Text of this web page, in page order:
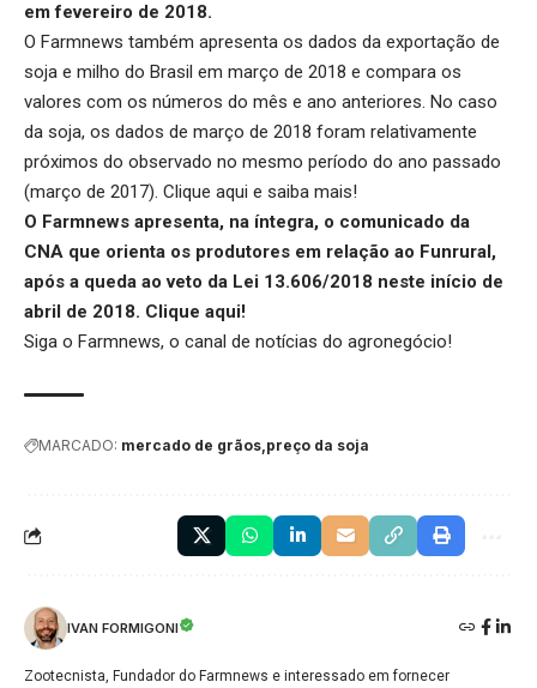
em fevereiro de 2018.
O Farmnews também apresenta os dados da exportação de
soja e milho do Brasil em março de 2018 e compara os
valores com os números do mês e ano anteriores. No caso
da soja, os dados de março de 2018 foram relativamente
próximos do observado no mesmo período do ano passado
(março de 2017). Clique aqui e saiba mais!
O Farmnews apresenta, na íntegra, o comunicado da
CNA que orienta os produtores em relação ao Funrural,
após a queda ao veto da Lei 13.606/2018 neste início de
abril de 2018. Clique aqui!
Siga o Farmnews, o canal de notícias do agronegócio!
MARCADO: mercado de grãos preço da soja
IVAN FORMIGONI
Zootecnista, Fundador do Farmnews e interessado em fornecer